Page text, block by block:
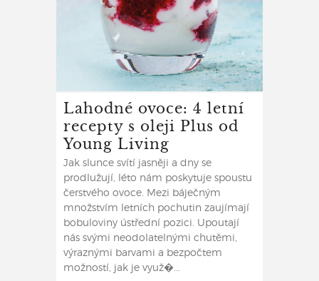
Lahodné ovoce: 4 letní
recepty s oleji Plus od
Young Living
Jak slunce svítí jasněji a dny se
prodlužují, léto nám poskytuje spoustu
čerstvého ovoce. Mezi báječným
množstvím letních pochutin zaujímají
bobuloviny ústřední pozici. Upoutají
nás svými neodolatelnými chutěmi,
výraznými barvami a bezpočtem
možností, jak je využ�...